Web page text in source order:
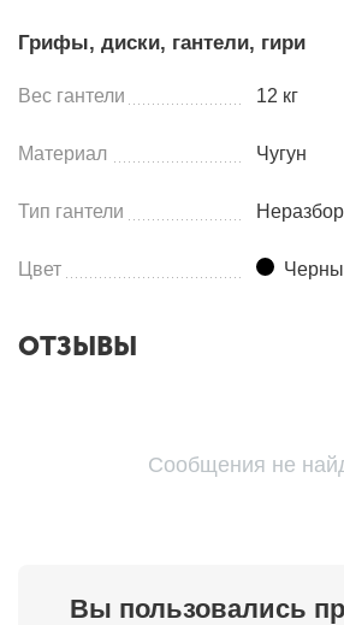
Грифы, диски, гантели, гири
Вес гантели 12 кг
Материал Чугун
Тип гантели
Цвет
ОТЗЫВЫ
Сообщения не
Вы пользовались